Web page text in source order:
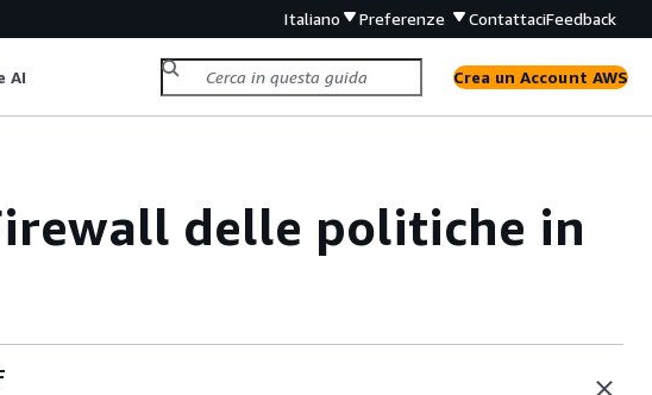
Italiano Preferenze ContattaciFeedback
AI Crea un Account AWS
delle politiche in